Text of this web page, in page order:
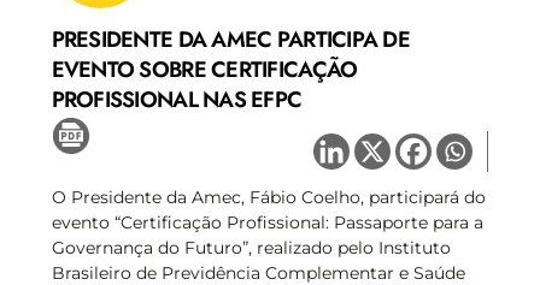
PRESIDENTE DA AMEC PARTICIPA DE
EVENTO SOBRE CERTIFICAÇÃO
PROFISSIONAL NAS EFPC
O Presidente da Amec, Fábio Coelho, participará do
evento “Certificação Profissional: Passaporte para a
Governança do Futuro”, realizado pelo Instituto
Brasileiro de Previdência Complementar e Saúde